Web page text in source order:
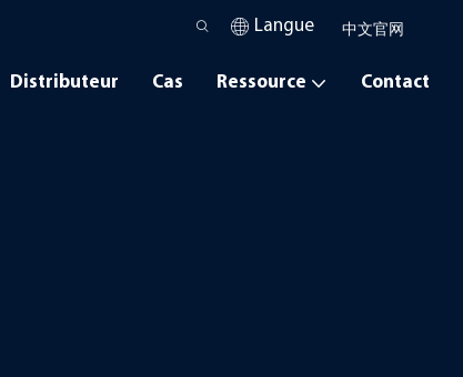
Langue 中文官网
Distributeur Cas Ressource Contact